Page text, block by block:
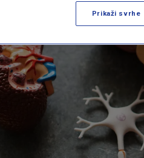
Prikaži svrhe